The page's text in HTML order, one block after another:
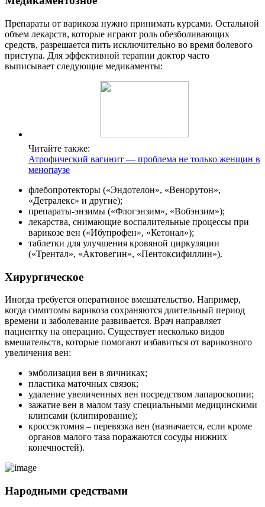
Препараты от варикоза нужно принимать курсами. Остальной
объем лекарств, которые играют роль обезболивающих
средств, разрешается пить исключительно во время болевого
приступа. Для эффективной терапии доктор часто
выписывает следующие медикаменты:
Читайте также:
Атрофический вагинит — проблема не только женщин в
менопаузе
флебопротекторы («Эндотелон», «Венорутон»,
«Детралекс» и другие);
препараты-энзимы («Флогэнзим», «Вобэнзим»);
лекарства, снимающие воспалительные процессы при
варикозе вен («Ибупрофен», «Кетонал»);
таблетки для улучшения кровяной циркуляции
(«Трентал», «Актовегин», «Пентоксифиллин»).
Хирургическое
Иногда требуется оперативное вмешательство. Например,
когда симптомы варикоза сохраняются длительный период
времени и заболевание развивается. Врач направляет
пациентку на операцию. Существует несколько видов
вмешательств, которые помогают избавиться от варикозного
увеличения вен:
эмболизация вен в яичниках;
пластика маточных связок;
удаление увеличенных вен посредством лапароскопии;
зажатие вен в малом тазу специальными медицинскими
клипсами (клипирование);
кроссэктомия – перевязка вен (назначается, если кроме
органов малого таза поражаются сосуды нижних
конечностей).
Народными средствами